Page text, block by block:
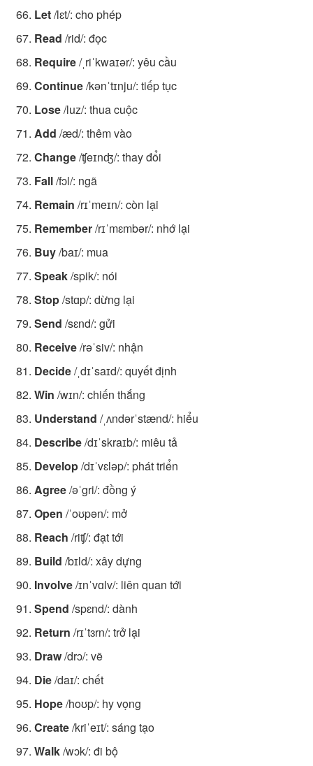
Let/lɛt/: cho phép
Read /rid/: đọc
Require/ˌriˈkwaɪər/: yêu cầu
Continue/kənˈtɪnju/: tiếp tục
Lose/luz/: thua cuộc
Add /æd/: thêm vào
Change/ʧeɪnʤ/: thay đổi
Fall/fɔl/: ngã
Remain /rɪˈmeɪn/: còn lại
Remember/rɪˈmɛmbər/: nhớ lại
Buy/baɪ/: mua
Speak/spik/: nói
Stop/stɑp/: dừng lại
Send /sɛnd/: gửi
Receive/rəˈsiv/: nhận
Decide/ˌdɪˈsaɪd/: quyết định
Win /wɪn/: chiến thắng
Understand /ˌʌndərˈstænd/: hiểu
Describe/dɪˈskraɪb/: miêu tả
Develop/dɪˈvɛləp/: phát triển
Agree/əˈgri/: đồng ý
Open /ˈoʊpən/: mở
Reach /riʧ/: đạt tới
Build /bɪld/: xây dựng
Involve/ɪnˈvɑlv/: liên quan tới
Spend /spɛnd/: dành
Return /rɪˈtɜrn/: trở lại
Draw/drɔ/: vẽ
Die/daɪ/: chết
Hope/hoʊp/: hy vọng
Create/kriˈeɪt/: sáng tạo
Walk/wɔk/: đi bộ